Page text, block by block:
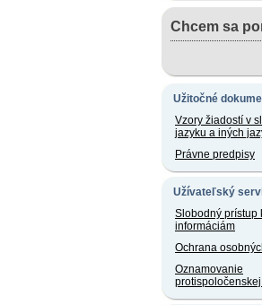
Chcem sa
Užitočné
Vzory žiadostí v
jazyku a iných
Právne predpisy
Užívateľský
Slobodný prístup
informáciám
Ochrana
Oznamovanie